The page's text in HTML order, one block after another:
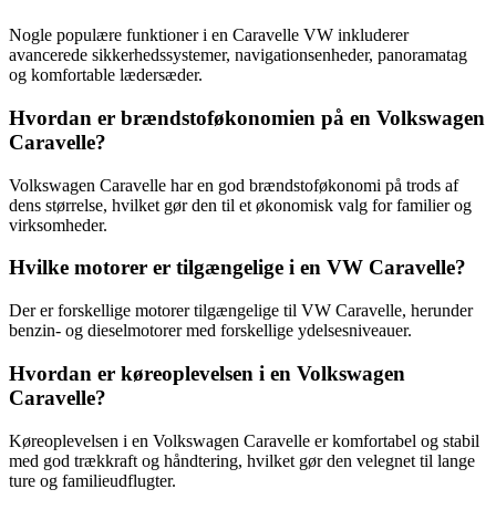
Nogle populære funktioner i en Caravelle VW inkluderer
avancerede sikkerhedssystemer, navigationsenheder, panoramatag
og komfortable lædersæder.
Hvordan er brændstoføkonomien på en Volkswagen
Caravelle?
Volkswagen Caravelle har en god brændstoføkonomi på trods af
dens størrelse, hvilket gør den til et økonomisk valg for familier og
virksomheder.
Hvilke motorer er tilgængelige i en VW Caravelle?
Der er forskellige motorer tilgængelige til VW Caravelle, herunder
benzin- og dieselmotorer med forskellige ydelsesniveauer.
Hvordan er køreoplevelsen i en Volkswagen
Caravelle?
Køreoplevelsen i en Volkswagen Caravelle er komfortabel og stabil
med god trækkraft og håndtering, hvilket gør den velegnet til lange
ture og familieudflugter.